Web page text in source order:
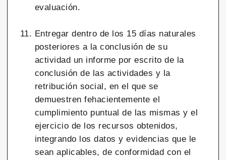
evaluación.
Entregar dentro de los 15 días naturales
posteriores a la conclusión de su
actividad un informe por escrito de la
conclusión de las actividades y la
retribución social, en el que se
demuestren fehacientemente el
cumplimiento puntual de las mismas y el
ejercicio de los recursos obtenidos,
integrando los datos y evidencias que le
sean aplicables, de conformidad con el